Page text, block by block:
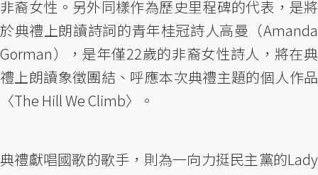
非裔女性。另外同樣作為歷史里程碑的代表，是將
於典禮上朗讀詩詞的青年桂冠詩人高曼（Amanda
Gorman），是年僅22歲的非裔女性詩人，將在典
禮上朗讀象徵團結、呼應本次典禮主題的個人作品
〈The Hill We Climb〉。
典禮獻唱國歌的歌手，則為一向力挺民主黨的Lady